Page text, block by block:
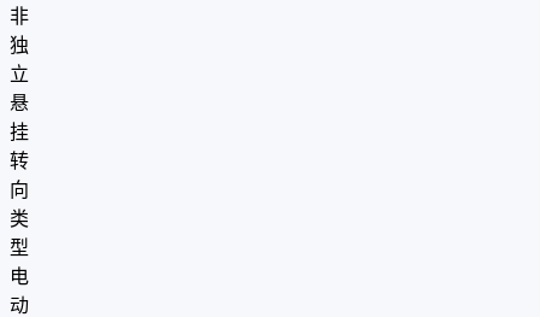
非
独
立
悬
挂
转
向
类
型
电
动